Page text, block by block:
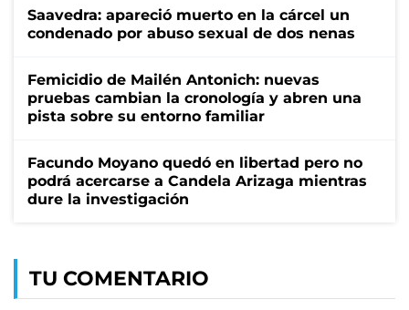
Saavedra: apareció muerto en la cárcel un
condenado por abuso sexual de dos nenas
Femicidio de Mailén Antonich: nuevas
pruebas cambian la cronología y abren una
pista sobre su entorno familiar
Facundo Moyano quedó en libertad pero no
podrá acercarse a Candela Arizaga mientras
dure la investigación
TU COMENTARIO